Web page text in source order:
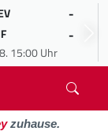
-
-
15:00 Uhr
zuhause.